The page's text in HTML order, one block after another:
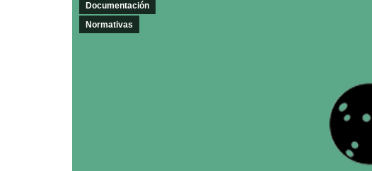
Documentación
Normativas